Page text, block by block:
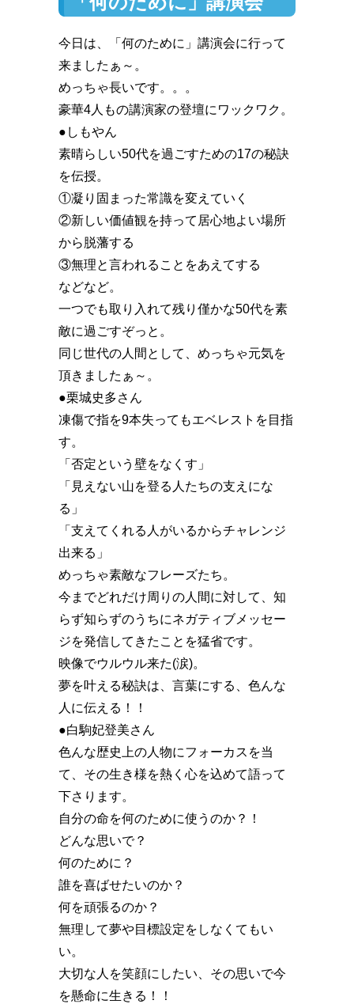
今日は、「何のために」講演会に行って
来ましたぁ～。
めっちゃ長いです。。。
豪華4人もの講演家の登壇にワックワク。
●しもやん
素晴らしい50代を過ごすための17の秘訣
を伝授。
①凝り固まった常識を変えていく
②新しい価値観を持って居心地よい場所
から脱藩する
③無理と言われることをあえてする
などなど。
一つでも取り入れて残り僅かな50代を素
敵に過ごすぞっと️。
同じ世代の人間として、めっちゃ元気を
頂きましたぁ～。
●栗城史多さん
凍傷で指を9本失ってもエベレストを目指
す。
「否定という壁をなくす️」
「見えない山を登る人たちの支えにな
る」
「支えてくれる人がいるからチャレンジ
出来る」
めっちゃ素敵なフレーズたち。
今までどれだけ周りの人間に対して、知
らず知らずのうちにネガティブメッセー
ジを発信してきたことを猛省です。
映像でウルウル来た(涙)。
夢を叶える秘訣は、言葉にする️、色んな
人に伝える️！！
●白駒妃登美さん
色んな歴史上の人物にフォーカスを当
て、その生き様を熱く心を込めて語って
下さります。
自分の命を何のために使うのか️？！
どんな思いで️？
何のために️？
誰を喜ばせたいのか️？
何を頑張るのか️？
無理して夢や目標設定をしなくてもい
い️。
大切な人を笑顔にしたい、その思いで今
を懸命に生きる️！！